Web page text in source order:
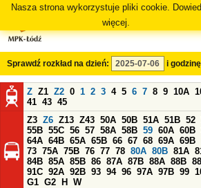
Nasza strona wykorzystuje pliki cookie.
więcej.
Sprawdź rozkład na dzień: i
Z Z1 Z2 0 1 2 3 4 5 6 7 8 9 10A
41 43 45
Z3 Z6 Z13 Z43 50A 50B 51A 51B 52
55B 55C 56 57 58A 58B 59 60A 60B
64A 64B 65A 65B 66 67 68 69A 69B
73 75A 75B 76 77 78 80A 80B 81A
84B 85A 85B 86 87A 87B 88A 88B
91C 92A 92B 93 94 96 97A 97B 99
G1 G2 H
W